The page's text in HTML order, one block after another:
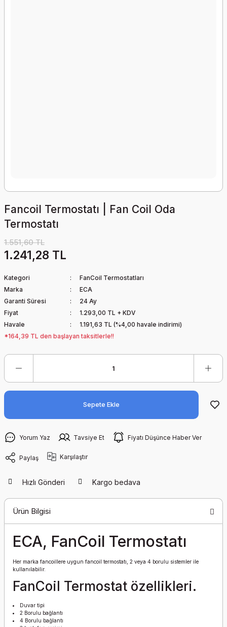
Fancoil Termostatı | Fan Coil Oda
Termostatı
1.551,60 TL
1.241,28 TL
Kategori
FanCoil Termostatları
Marka
ECA
Garanti Süresi
24 Ay
Fiyat
1.293,00 TL + KDV
Havale
1.191,63 TL (%4,00 havale indirimi)
*164,39 TL den başlayan taksitlerle!!
Sepete Ekle
Yorum Yaz Tavsiye Et Fiyatı Düşünce Haber Ver
Paylaş Karşılaştır
Hızlı Gönderi Kargo bedava
Ürün Bilgisi
ECA, FanCoil Termostatı
Her marka fancoillere uygun fancoil termostatı, 2 veya 4 borulu sistemler ile
kullanılabilir.
FanCoil Termostat özellikleri.
Duvar tipi
2 Borulu bağlantı
4 Borulu bağlantı